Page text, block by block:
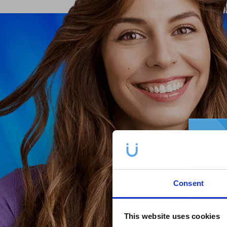
Consent
This website uses cookies